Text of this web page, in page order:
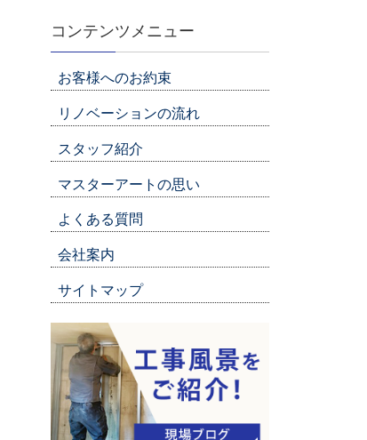
コンテンツメニュー
お客様へのお約束
リノベーションの流れ
スタッフ紹介
マスターアートの思い
よくある質問
会社案内
サイトマップ